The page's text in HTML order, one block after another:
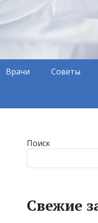
Врачи Советы
Поиск
Свежие